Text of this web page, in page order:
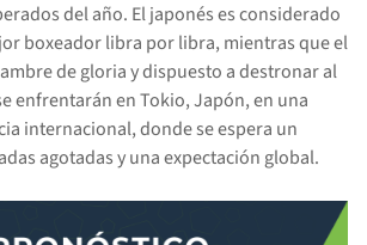
del año. El japonés es considerado
boxeador libra por libra, mientras que el
de gloria y dispuesto a destronar al
enfrentarán en Tokio, Japón, en una
internacional, donde se espera un
agotadas y una expectación global.